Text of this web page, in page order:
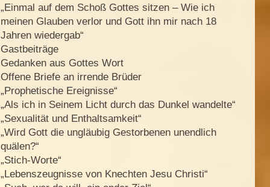
„Einmal auf dem Schoß Gottes sitzen – Wie ich
meinen Glauben verlor und Gott ihn mir nach 18
Jahren wiedergab“
Gastbeiträge
Gedanken aus Gottes Wort
Offene Briefe an irrende Brüder
„Prophetische Ereignisse“
„Als ich in Seinem Licht durch das Dunkel wandelte“
„Sexualität und Enthaltsamkeit“
„Wird Gott die ungläubig Gestorbenen unendlich
quälen?“
„Stich-Worte“
„Lebenszeugnisse von Knechten Jesu Christi“